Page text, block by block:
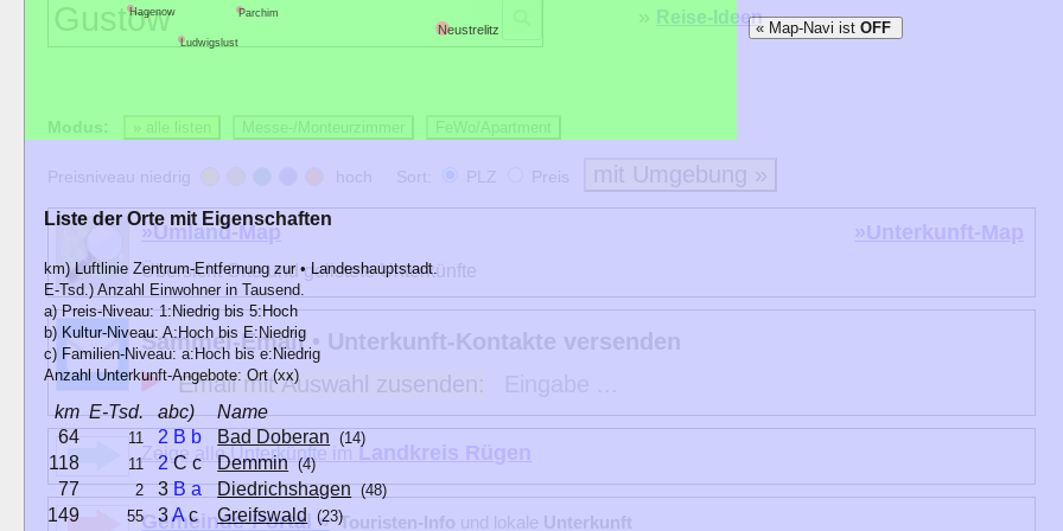
» Reise-Ideen
Modus: » alle listen
Preisniveau niedrig hoch Sort: PLZ Preis mit Umgebung »
»Umland-Map »Unterkunft-Map
Übersicht Orte und gelistete Unterkünfte
Sammel-Email • Unterkunft-Kontakte versenden
Email mit Auswahl zusenden:
Zeige alle Unterkünfte im Landkreis Rügen
Gemeinde-Portal » Touristen-Info und lokale Unterkunft
Hagenow
Ludwigslust
Parchim
Neustrelitz « Map-Navi ist OFF
Liste der Orte mit Eigenschaften
km) Luftlinie Zentrum-Entfernung zur • Landeshauptstadt.
E-Tsd.) Anzahl Einwohner in Tausend.
a) Preis-Niveau: 1:Niedrig bis 5:Hoch
b) Kultur-Niveau: A:Hoch bis E:Niedrig
c) Familien-Niveau: a:Hoch bis e:Niedrig
Anzahl Unterkunft-Angebote: Ort (xx)
km E-Tsd. abc)
Name
64
11 2 B b Bad Doberan (14)
118 11 2C c Demmin (4)
77 2 3B a Diedrichshagen (48)
149 55 3Ac Greifswald (23)